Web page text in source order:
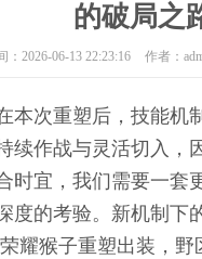
的破局之
：2026-06-13 22:23:16 作者：
本次重塑后，技能机
续作战与灵活切入，
时宜，我们需要一套
度的考验。新机制下
耀猴子重塑出装，